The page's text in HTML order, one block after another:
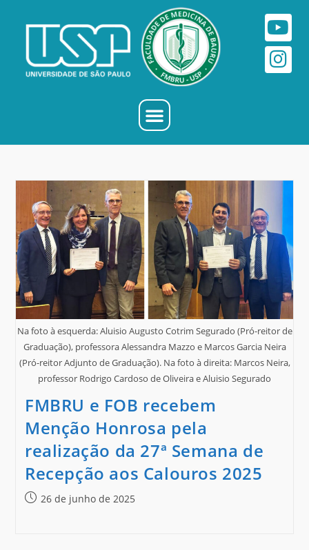
Na foto à esquerda: Aluisio Augusto Cotrim Segurado (Pró-reitor de
Graduação), professora Alessandra Mazzo e Marcos Garcia Neira
(Pró-reitor Adjunto de Graduação). Na foto à direita: Marcos Neira,
professor Rodrigo Cardoso de Oliveira e Aluisio Segurado
FMBRU e FOB recebem
Menção Honrosa pela
realização da 27ª Semana de
Recepção aos Calouros 2025
26 de junho de 2025